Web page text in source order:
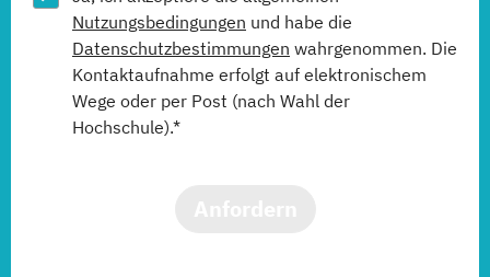
Nutzungsbedingungen und habe die
Datenschutzbestimmungen wahrgenommen. Die
Kontaktaufnahme erfolgt auf elektronischem
Wege oder per Post (nach Wahl der
Hochschule).*